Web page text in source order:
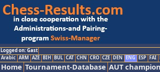
Logged on: Gast
Arabic ARM AZE BIH BUL CAT CHN CRO CZE DEN ENG ESP FAI
Home Tournament-Database AUT